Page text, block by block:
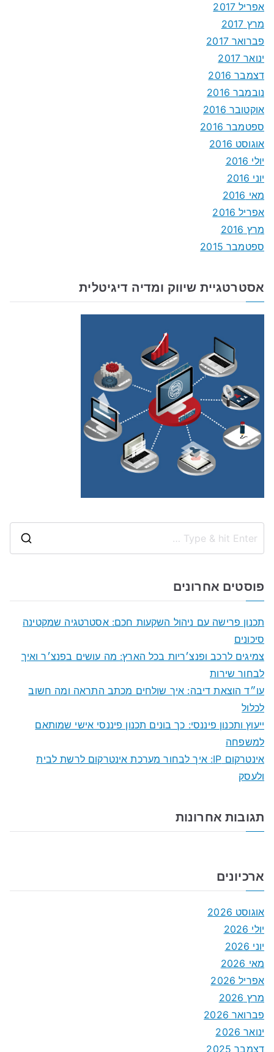
אפריל 2017
מרץ 2017
פברואר 2017
ינואר 2017
דצמבר 2016
נובמבר 2016
אוקטובר 2016
ספטמבר 2016
אוגוסט 2016
יולי 2016
יוני 2016
מאי 2016
אפריל 2016
מרץ 2016
ספטמבר 2015
אסטרטגיית שיווק ומדיה דיגיטלית
פוסטים אחרונים
תכנון פרישה עם ניהול השקעות חכם: אסטרטגיה שמקטינה
סיכונים
צמיגים לרכב ופנצ׳ריות בכל הארץ: מה עושים בפנצ׳ר ואיך
לבחור שירות
עו״ד הוצאת דיבה: איך שולחים מכתב התראה ומה חשוב
לכלול
ייעוץ ותכנון פיננסי: כך בונים תכנון פיננסי אישי שמותאם
למשפחה
אינטרקום IP: איך לבחור מערכת אינטרקום לרשת לבית
ולעסק
תגובות אחרונות
ארכיונים
אוגוסט 2026
יולי 2026
יוני 2026
מאי 2026
אפריל 2026
מרץ 2026
פברואר 2026
ינואר 2026
דצמבר 2025